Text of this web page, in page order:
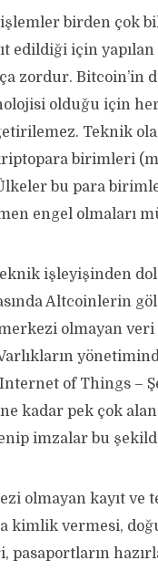
birden çok
edildiği için yapılan
zordur. Bitcoin’in
olduğu için
Teknik
birimleri
bu para
engel olmaları
işleyişinden
Altcoinlerin
olmayan
of Things
kadar pek çok
imzalar bu
olmayan kayıt ve
kimlik vermesi,
pasaportların